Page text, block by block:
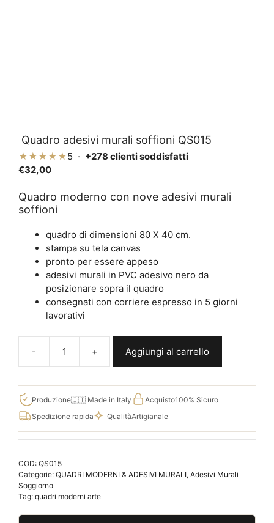
Quadro adesivi murali soffioni QS015
★★★★★5 · +278 clienti soddisfatti
€32,00
Quadro moderno con nove adesivi murali
soffioni
quadro di dimensioni 80 X 40 cm.
stampa su tela canvas
pronto per essere appeso
adesivi murali in PVC adesivo nero da
posizionare sopra il quadro
consegnati con corriere espresso in 5 giorni
lavorativi
Quadro
adesivi
murali
soffioni
QS015
Aggiungi al carrello
Produzione🇮🇹 Made in Italy Acquisto100% Sicuro
Spedizione rapida
QualitàArtigianale
COD: QS015
Categorie: QUADRI MODERNI & ADESIVI MURALI, Adesivi Murali
Soggiorno
Tag: quadri moderni arte